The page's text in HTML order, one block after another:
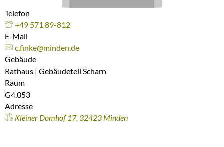
Telefon
+49 571 89-812
E-Mail
c.finke@minden.de
Gebäude
Rathaus | Gebäudeteil Scharn
Raum
G4.053
Adresse
Kleiner Domhof 17, 32423 Minden